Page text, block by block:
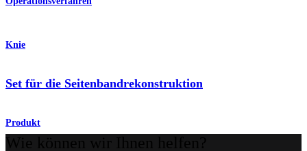
Knie
Set für die Seitenbandrekonstruktion
Produkt